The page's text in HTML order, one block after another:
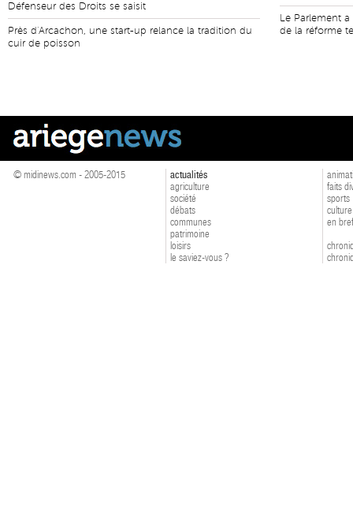
Défenseur des Droits se saisit
Près d'Arcachon, une start-up relance la tradition du
cuir de poisson
Le Parlement
de la réforme
© midinews.com - 2005-2015
actualités
agriculture
société
débats
communes
patrimoine
loisirs
le saviez-vous ?
faits
sports
culture
en bref